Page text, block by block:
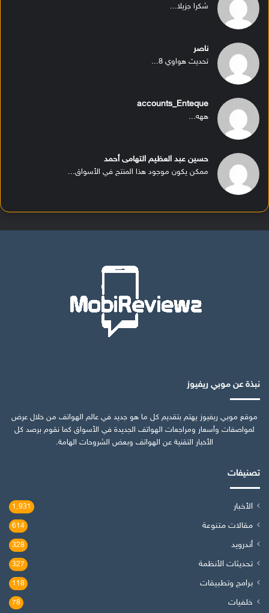
شكرا جزيلا...
ناصر
تحديث هواوي 8...
accounts_Enteque
ههه...
حسين عبد العظيم التهامى أحمد
ممكن يكون موجود هذا المنتج في الأسواق...
نبذة عن موبي ريفيوز
موقع موبي ريفيوز يهتم بتقديم كل ما هو جديد في عالم الهواتف من خلال عرض
لمواصفات وأسعار ومراجعات الهواتف الجديدة في الأسواق كما نقوم برصد كل
الأخبار التقنية عن الهواتف وبعض الشروحات الهامة.
تصنيفات
الأخبار 1٬931
مقالات متنوعة 614
أندرويد 328
تحديثات الأنظمة 327
برامج وتطبيقات 118
خلفيات 78